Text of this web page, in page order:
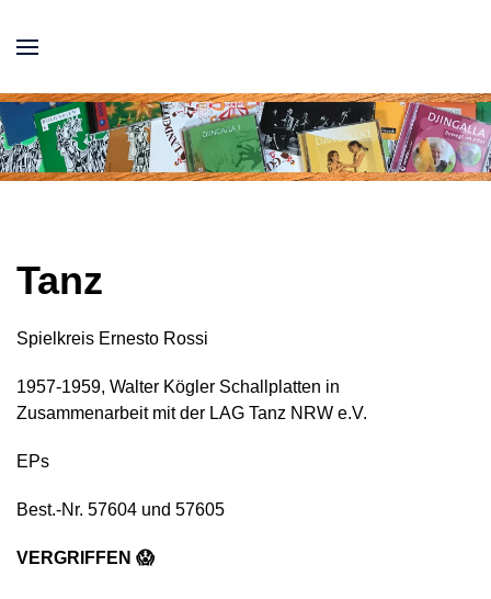
Tanz
Spielkreis Ernesto Rossi
1957-1959, Walter Kögler Schallplatten in
Zusammenarbeit mit der LAG Tanz NRW e.V.
EPs
Best.-Nr. 57604 und 57605
VERGRIFFEN 😱